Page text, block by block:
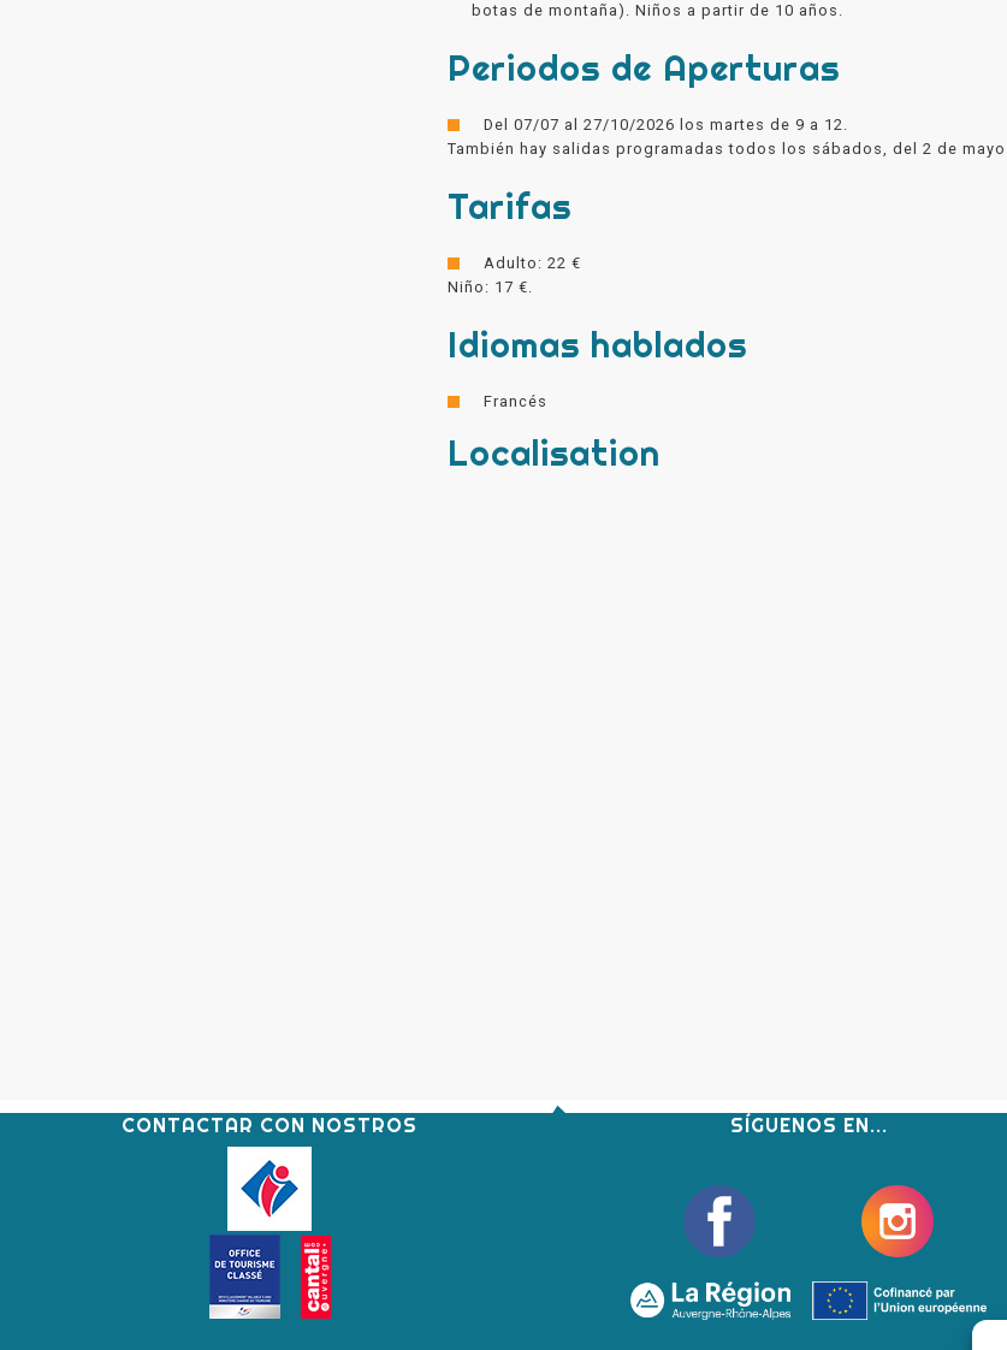
botas de montaña). Niños a partir de 10 años.
Periodos de Aperturas
Del 07/07 al 27/10/2026 los martes de 9 a 12.
También hay salidas programadas todos los sábados, del 2 de
Tarifas
Adulto: 22 €
Niño: 17 €.
Idiomas hablados
Francés
Localisation
CONTACTAR CON NOSTROS SÍGUENOS EN...